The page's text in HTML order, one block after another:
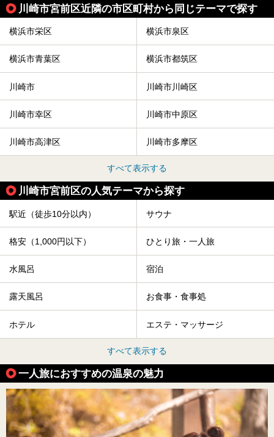
川崎市宮前区近隣の市区町村から同じテーマで探す
横浜市栄区 横浜市泉区
横浜市青葉区 横浜市都筑区
川崎市 川崎市川崎区
川崎市幸区 川崎市中原区
川崎市高津区 川崎市多摩区
すべて表示する
川崎市宮前区の人気テーマから探す
駅近（徒歩10分以内） サウナ
格安（1,000円以下） ひとり旅・一人旅
水風呂 宿泊
露天風呂 お食事・食事処
ホテル エステ・マッサージ
すべて表示する
一人旅におすすめの温泉の魅力